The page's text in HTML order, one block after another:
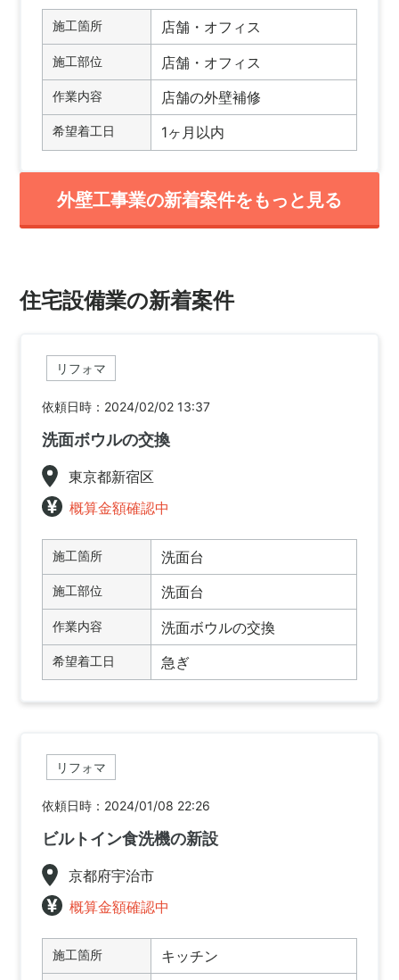
施工箇所 店舗・オフィス
施工部位 店舗・オフィス
作業内容 店舗の外壁補修
希望着工日 1ヶ月以内
外壁工事業の新着案件をもっと見る
住宅設備業の新着案件
リフォマ
依頼日時：2024/02/02 13:37
洗面ボウルの交換
東京都新宿区
概算金額確認中
施工箇所 洗面台
施工部位 洗面台
作業内容 洗面ボウルの交換
希望着工日 急ぎ
リフォマ
依頼日時：2024/01/08 22:26
ビルトイン食洗機の新設
京都府宇治市
概算金額確認中
施工箇所 キッチン